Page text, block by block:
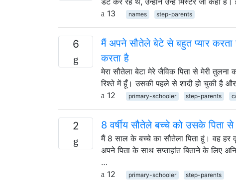
13
names step-parents
6
मैं अपने सौतेले बेटे से बहुत प्यार
करता है
मेरा सौतेला बेटा मेरे जैविक पिता से मेरी
रिश्ते में हूँ। उसकी पहले से शादी हो चुकी है
12
primary-schooler step-parents
2 8 वर्षीय सौतेले बच्चे को उसके पिता
मैं 8 साल के बच्चे का सौतेला पिता हूं। वह हर
अपने पिता के साथ सप्ताहांत बिताने के लिए
…
12
primary-schooler step-parents